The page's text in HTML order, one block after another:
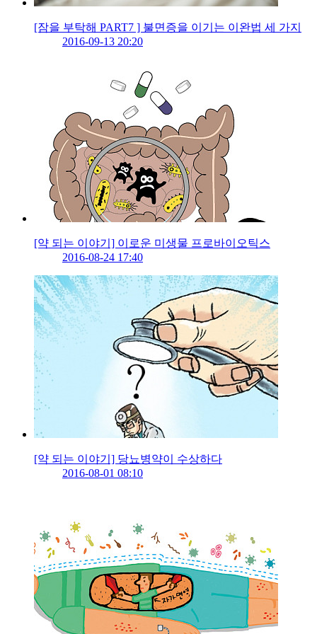
[잠을 부탁해 PART7 ] 불면증을 이기는 이완법 세 가지
2016-09-13 20:20
[약 되는 이야기] 이로운 미생물 프로바이오틱스
2016-08-24 17:40
[약 되는 이야기] 당뇨병약이 수상하다
2016-08-01 08:10